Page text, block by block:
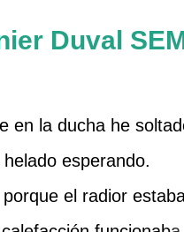
Duval
en la ducha he
esperando.
el radior